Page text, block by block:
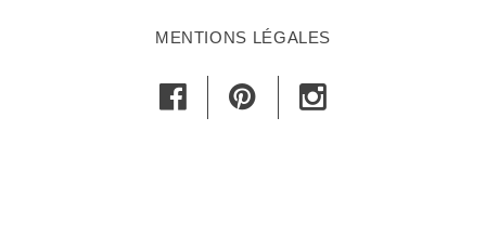
MENTIONS LÉGALES